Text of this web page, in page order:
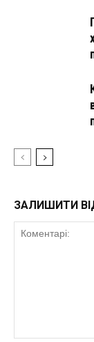
ЗАЛИШИТИ